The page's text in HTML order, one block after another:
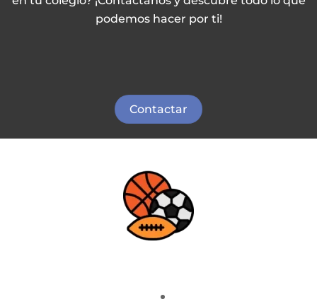
podemos hacer por ti!
Contactar
Actividades Extraescolares Deportivas Ciudad